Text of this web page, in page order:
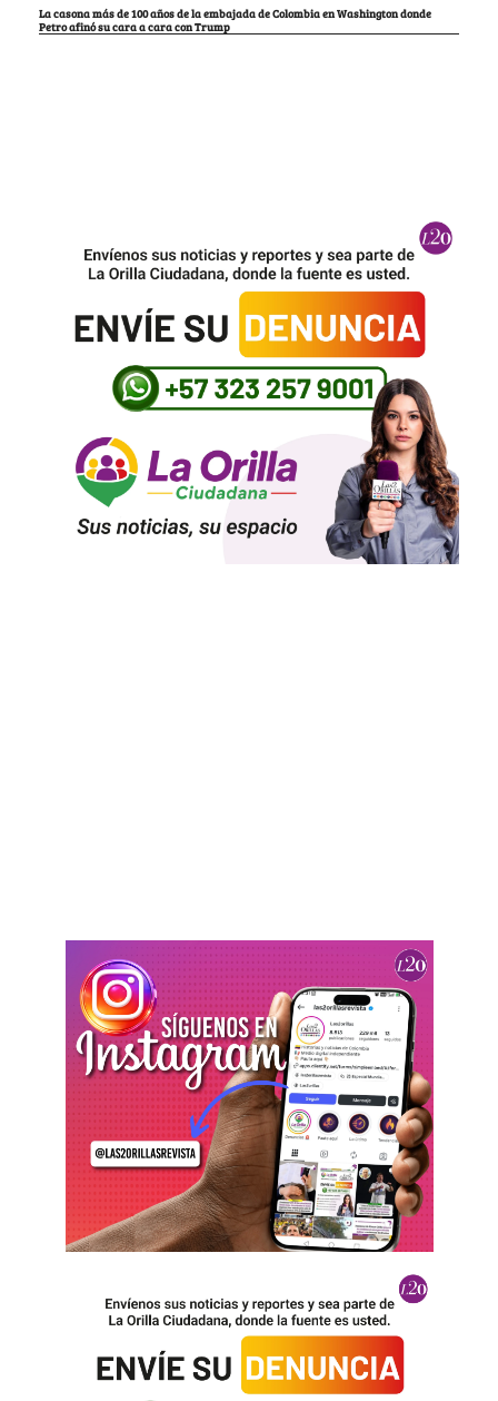
La casona más de 100 años de la embajada de Colombia en Washington donde
Petro afinó su cara a cara con Trump